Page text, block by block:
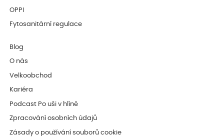
OPPI
Fytosanitární regulace
Blog
O nás
Velkoobchod
Kariéra
Podcast Po uši v hlíně
Zpracování osobních údajů
Zásady o používání souborů cookie